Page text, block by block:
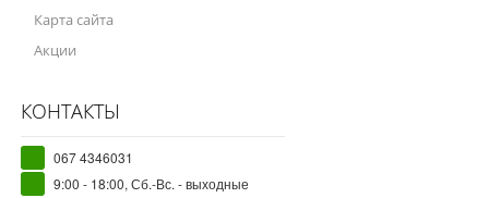
Карта сайта
Акции
КОНТАКТЫ
067 4346031
9:00 - 18:00, Сб.-Вс. - выходные